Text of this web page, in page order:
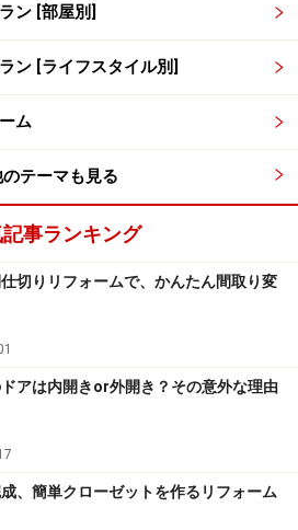
ン [部屋別]
ン [ライフスタイル別]
ム
テーマも見る
記事ランキング
切りリフォームで、かんたん間取り変
ドアは内開きor外開き？その意外な理由
、簡単クローゼットを作るリフォーム